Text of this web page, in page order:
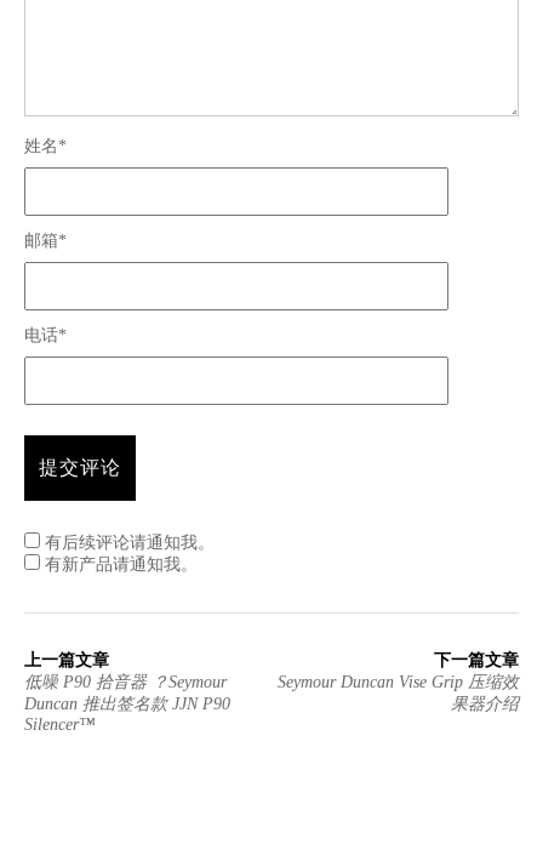
姓名*
邮箱*
电话*
有后续评论请通知我。
有新产品请通知我。
上一篇文章
低噪 P90 拾音器 ？Seymour
Duncan 推出签名款 JJN P90
Silencer™
下一篇文章
Seymour Duncan Vise Grip 压缩效
果器介绍